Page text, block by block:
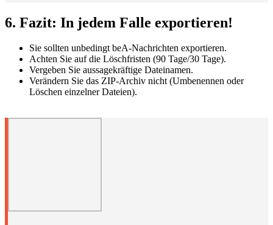
6. Fazit: In jedem Falle exportieren!
Sie sollten unbedingt beA-Nachrichten exportieren.
Achten Sie auf die Löschfristen (90 Tage/30 Tage).
Vergeben Sie aussagekräftige Dateinamen.
Verändern Sie das ZIP-Archiv nicht (Umbenennen oder
Löschen einzelner Dateien).